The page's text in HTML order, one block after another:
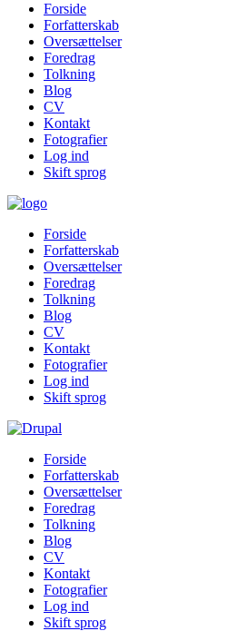
Forside
Forfatterskab
Oversættelser
Foredrag
Tolkning
Blog
CV
Kontakt
Fotografier
Log ind
Skift sprog
Forside
Forfatterskab
Oversættelser
Foredrag
Tolkning
Blog
CV
Kontakt
Fotografier
Log ind
Skift sprog
Forside
Forfatterskab
Oversættelser
Foredrag
Tolkning
Blog
CV
Kontakt
Fotografier
Log ind
Skift sprog